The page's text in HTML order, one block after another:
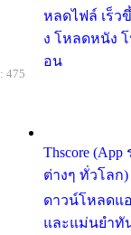
หลดไฟล์ เร็ว
ง โหลดหนัง
อน
Thscore
ต่างๆ ทั่วโลก)
ดาวน์โหลดแ
และแม่นยำทั
475